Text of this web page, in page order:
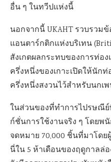
อื่น ๆ ในทวีปแห่งนี้
นอกจากนี้ UKAHT รวบรวม
แอนตาร์กติกแห่งบริเทน
สังเกตผลกระทบของการท่อ
ครึ่งหนึ่งของเกาะเปิดให้นัก
ครึ่งหนึ่งสงวนไว้สำหรับนกเ
ในส่วนของที่ทำการไปรษณี
ก์ชั่นการใช้งานจริง ๆ โดยพ
จดหมาย 70,000 ชิ้นที่มาโดย
นี่ใน 5 ห้าเดือนของฤดูกาลล่